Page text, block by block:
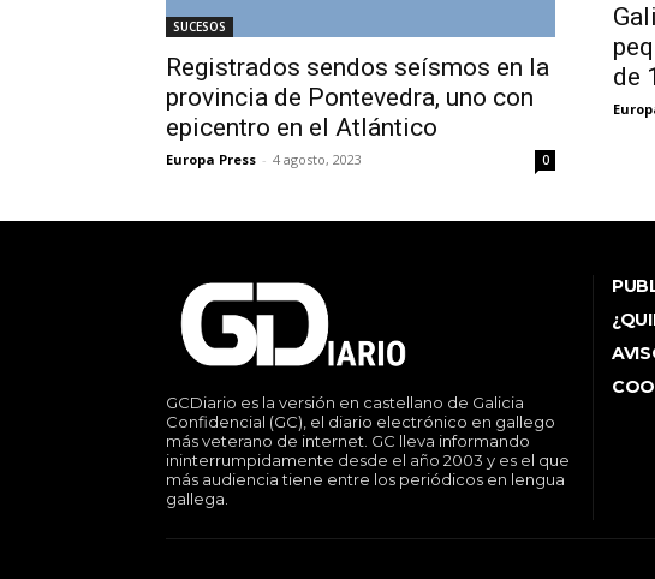
SUCESOS
Registrados sendos seísmos en la
provincia de Pontevedra, uno con
epicentro en el Atlántico
Europa Press - 4 agosto, 2023 0
de
GCDiario es la versión en castellano de Galicia
Confidencial (GC), el diario electrónico en gallego
más veterano de internet. GC lleva informando
ininterrumpidamente desde el año 2003 y es el que
más audiencia tiene entre los periódicos en lengua
gallega.